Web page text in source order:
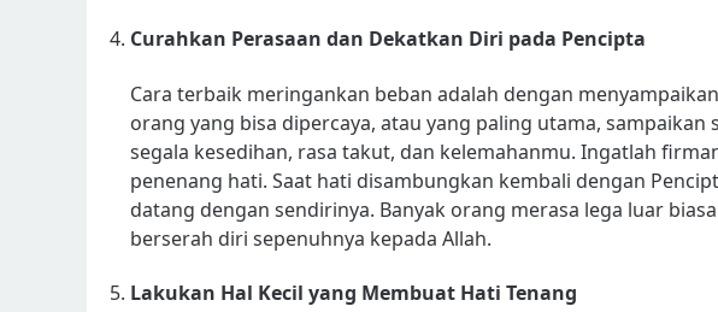
Curahkan Perasaan dan Dekatkan Diri pada Pencipta
Cara terbaik meringankan beban adalah dengan
orang yang bisa dipercaya, atau yang paling utama, sampaikan
segala kesedihan, rasa takut, dan kelemahanmu. Ingatlah
penenang hati. Saat hati disambungkan kembali dengan
datang dengan sendirinya. Banyak orang merasa lega luar
berserah diri sepenuhnya kepada Allah.
Lakukan Hal Kecil yang Membuat Hati Tenang